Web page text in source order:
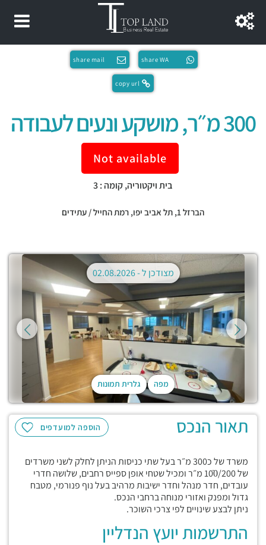
share WA
share mail
copy url
300 מ״ר, מושקע ונעים לעבודה
Not available
בית ויקטוריה, קומה : 3
הברזל 1, תל אביב יפו, רמת החייל / עתידים
מפה גלרית תמונות
מצודכן ל -02.08.2026
הוספה למועדפים תאור הנכס
משרד של כ300 מ״ר בעל שתי כניסות הניתן לחלק לשני משרדים
של 100ֿ/200 מ״ר ומכיל שטחי אופן ספייס רחבים, שלושה חדרי
עובדים, חדר מנהל וחדר ישיבות מרהיב בעל נוף פנורמי, מטבח
גדול ומפנק ואזורי מנוחה ברחבי הנכס.
ניתן לבצע שינויים לפי צרכי השוכר.
התרשמות יועץ הנדליין